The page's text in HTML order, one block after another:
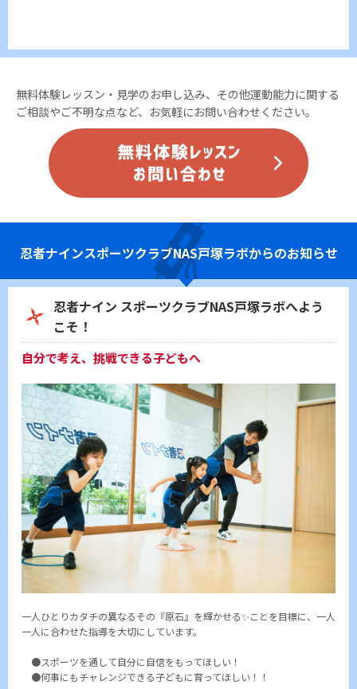
無料体験レッスン・見学のお申し込み、その他運動能力に関する
ご相談やご不明な点など、お気軽にお問い合わせください。
忍者ナインスポーツクラブNAS戸塚ラボからのお知らせ
忍者ナイン スポーツクラブNAS戸塚ラボへよう
こそ！
自分で考え、挑戦できる子どもへ
一人ひとりカタチの異なるその『原石』を輝かせる✨ことを目標に、一人
一人に合わせた指導を大切にしています。
●スポーツを通して自分に自信をもってほしい！
●何事にもチャレンジできる子どもに育ってほしい！！